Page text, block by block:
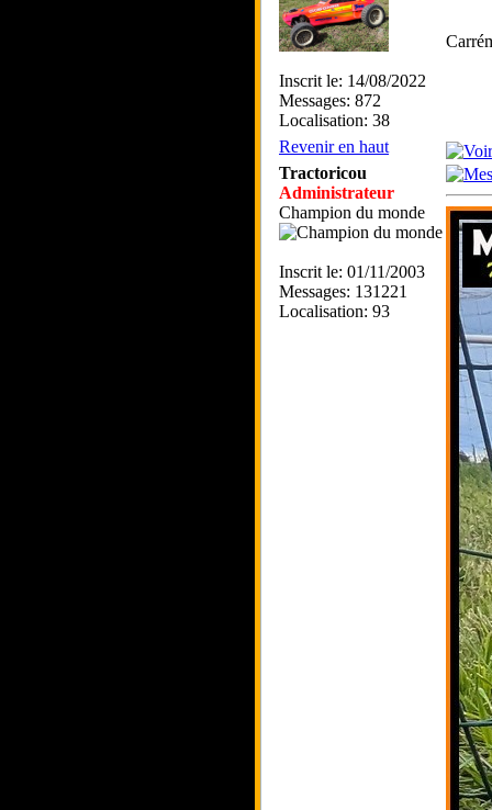
Inscrit le: 14/08/2022
Messages: 872
Localisation: 38
Revenir en haut
Tractoricou
Administrateur
Champion du monde
Inscrit le: 01/11/2003
Messages: 131221
Localisation: 93